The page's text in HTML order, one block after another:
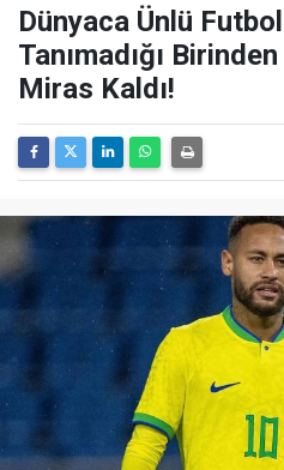
Dünyaca Ünlü
Tanımadığı
Miras Kaldı!